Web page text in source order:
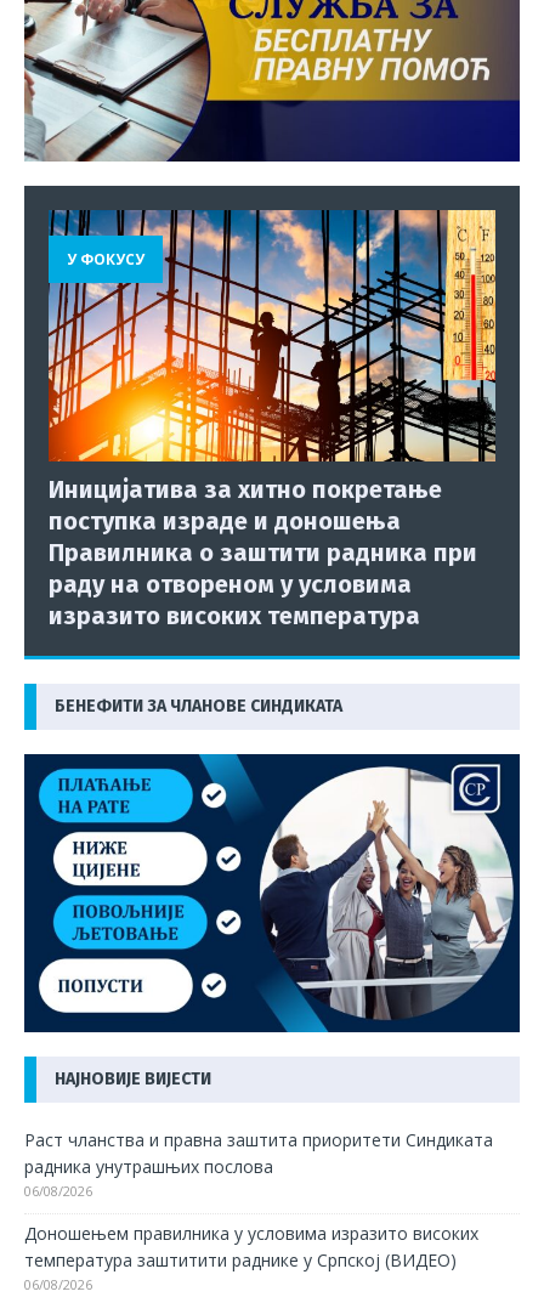
У ФОКУСУ
Иницијатива за хитно покретање
поступка израде и доношења
Правилника о заштити радника при
раду на отвореном у условима
изразито високих температура
БЕНЕФИТИ ЗА ЧЛАНОВЕ СИНДИКАТА
НАЈНОВИЈЕ ВИЈЕСТИ
Раст чланства и правна заштита приоритети Синдиката
радника унутрашњих послова
06/08/2026
Доношењем правилника у условима изразито високих
температура заштитити раднике у Српској (ВИДЕО)
06/08/2026